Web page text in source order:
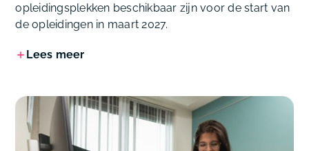
opleidingsplekken beschikbaar zijn voor de start van
de opleidingen in maart 2027.
Lees meer